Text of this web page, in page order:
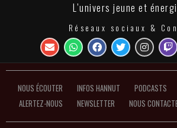
L’univers jeune et
Réseaux sociaux &
NOUS ÉCOUTER INFOS HANNUT PODCASTS
ALERTEZ-NOUS
NEWSLETTER NOUS